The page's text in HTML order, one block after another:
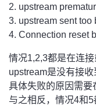
2. upstream
3. upstream sent too
4. Connection reset
情况1,2,3都是在连
upstream是没有接
具体失败的原因需要
与之相反，情况4和5